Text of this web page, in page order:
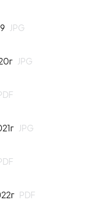
JPG
JPG
JPG
PDF